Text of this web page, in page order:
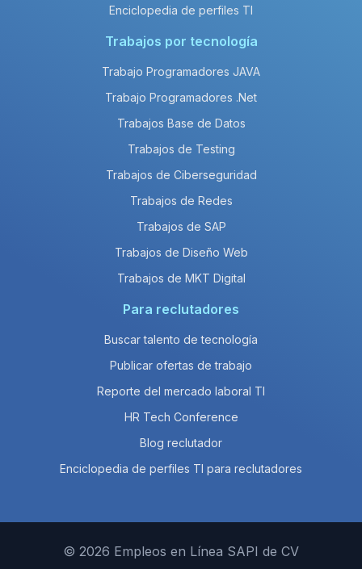
Enciclopedia de perfiles TI
Trabajos por tecnología
Trabajo Programadores JAVA
Trabajo Programadores .Net
Trabajos Base de Datos
Trabajos de Testing
Trabajos de Ciberseguridad
Trabajos de Redes
Trabajos de SAP
Trabajos de Diseño Web
Trabajos de MKT Digital
Para reclutadores
Buscar talento de tecnología
Publicar ofertas de trabajo
Reporte del mercado laboral TI
HR Tech Conference
Blog reclutador
Enciclopedia de perfiles TI para reclutadores
© 2026 Empleos en Línea SAPI de CV